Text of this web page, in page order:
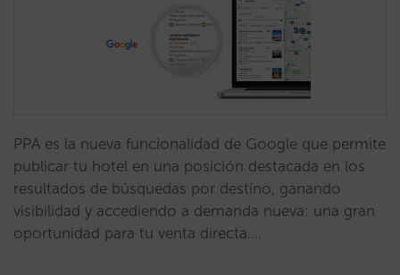
PPA es la nueva funcionalidad de Google que permite
publicar tu hotel en una posición destacada en los
resultados de búsquedas por destino, ganando
visibilidad y accediendo a demanda nueva: una gran
oportunidad para tu venta directa.…